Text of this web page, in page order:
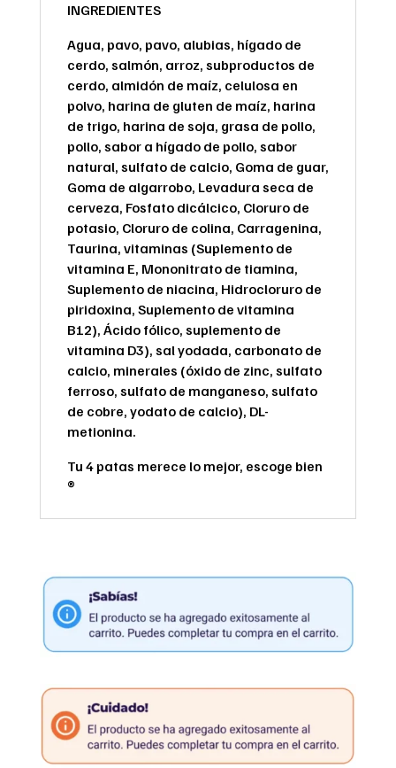
INGREDIENTES
Agua, pavo, pavo, alubias, hígado de
cerdo, salmón, arroz, subproductos de
cerdo, almidón de maíz, celulosa en
polvo, harina de gluten de maíz, harina
de trigo, harina de soja, grasa de pollo,
pollo, sabor a hígado de pollo, sabor
natural, sulfato de calcio, Goma de guar,
Goma de algarrobo, Levadura seca de
cerveza, Fosfato dicálcico, Cloruro de
potasio, Cloruro de colina, Carragenina,
Taurina, vitaminas (Suplemento de
vitamina E, Mononitrato de tiamina,
Suplemento de niacina, Hidrocloruro de
piridoxina, Suplemento de vitamina
B12), Ácido fólico, suplemento de
vitamina D3), sal yodada, carbonato de
calcio, minerales (óxido de zinc, sulfato
ferroso, sulfato de manganeso, sulfato
de cobre, yodato de calcio), DL-
metionina.
Tu 4 patas merece lo mejor, escoge bien
®